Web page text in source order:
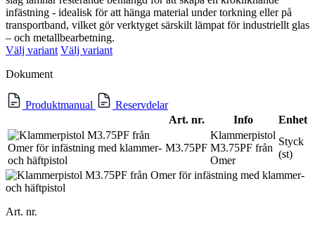
infästning - idealisk för att hänga material under torkning eller på
transportband, vilket gör verktyget särskilt lämpat för industriellt glas
– och metallbearbetning.
Välj variant Välj variant
Dokument
Produktmanual
Reservdelar
Art. nr.
Info Enhet
M3.75PF
Klammerpistol
M3.75PF från
Omer
Styck
(st)
Art. nr.